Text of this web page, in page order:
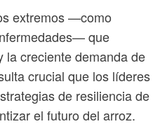
extremos —como
que
la creciente demanda de
crucial que los líderes
de resiliencia de
el futuro del arroz.